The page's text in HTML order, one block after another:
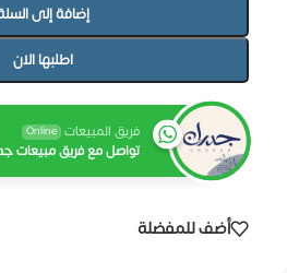
إضافة إلى
اطلبها الان
فريق المبيعات Online
تواصل مع فريق مبيعات
أضف للمفضلة